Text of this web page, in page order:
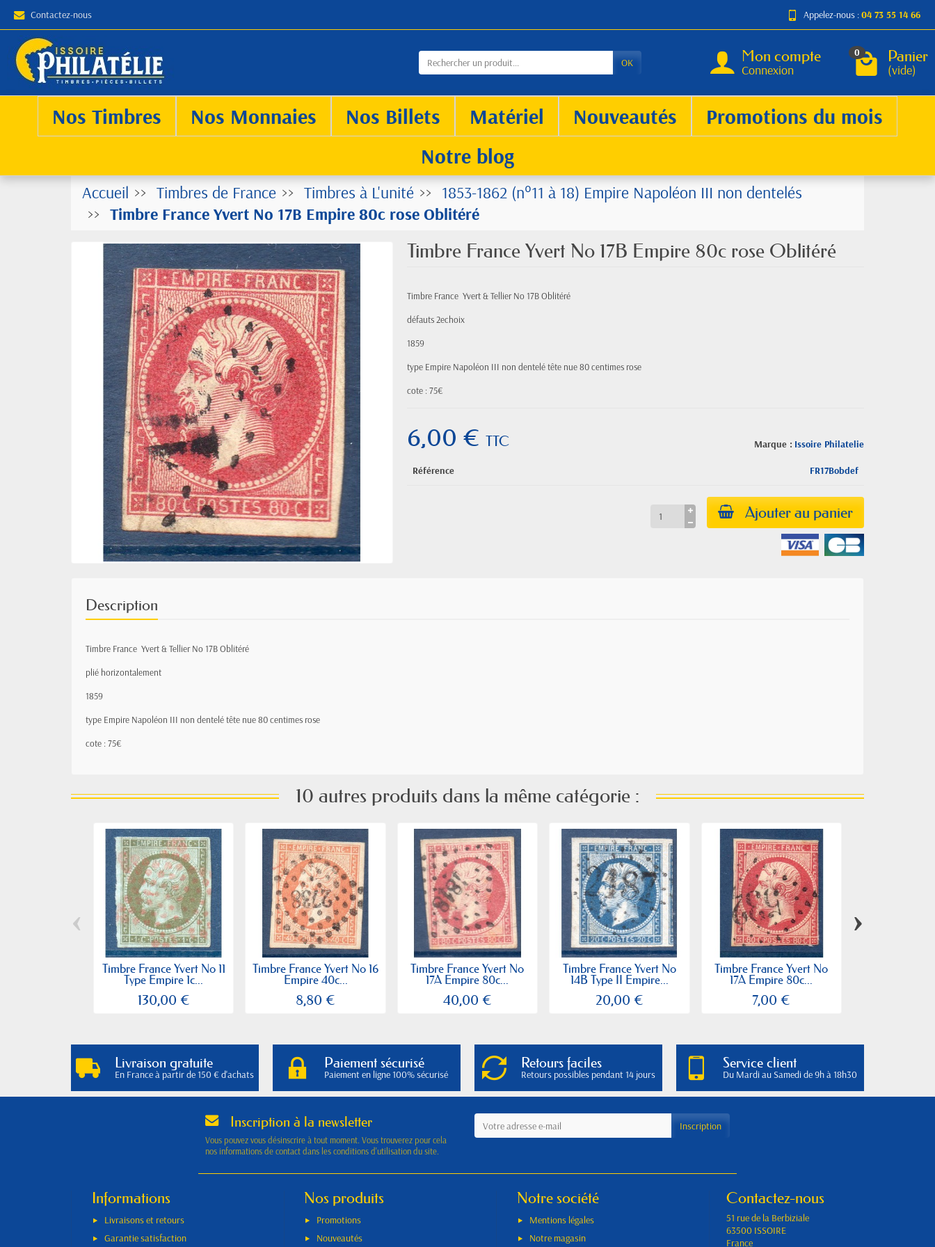
Contactez-nous Appelez-nous :04 73 55 14 66
OK Mon compte
Connexion
0 Panier
(vide)
Nos Timbres Nos Monnaies Nos Billets Matériel Nouveautés
Promotions du mois
Notre blog
Accueil Timbres de France Timbres à L'unité
1853-1862 (n°11 à 18) Empire Napoléon III non dentelés
Timbre France Yvert No 17B Empire 80c rose Oblitéré
Timbre France Yvert No 17B Empire 80c rose Oblitéré
Timbre France Yvert & TellierNo17B Oblitéré
défauts 2echoix
1859
type Empire Napoléon III non dentelé tête nue 80 centimes rose
cote : 75€
Marque : Issoire Philatelie
6,00 €TTC
Référence FR17Bobdef
Ajouter au panier
Description
Timbre France Yvert & TellierNo17B Oblitéré
plié horizontalement
1859
type Empire Napoléon III non dentelé tête nue 80 centimes rose
cote : 75€
10 autres produits dans la même catégorie :
Timbre France Yvert No 11
Type Empire 1c...
130,00 €
Timbre France Yvert No 16
Empire 40c...
8,80 €
Timbre France Yvert No
17A Empire 80c...
40,00 €
Timbre France Yvert No
14B Type II Empire...
20,00 €
Timbre France Yvert No
17A Empire 80c...
7,00 €
‹ ›
Livraison gratuite
En France à partir de 150 € d'achats
Paiement sécurisé
Paiement en ligne 100% sécurisé
Retours faciles
Retours possibles pendant 14 jours
Service client
Du Mardi au Samedi de 9h à 18h30
Inscription à la newsletter
Vous pouvez vous désinscrire à tout moment. Vous trouverez pour cela
nos informations de contact dans les conditions d'utilisation du site.
Informations
Livraisons et retours
Garantie satisfaction
Nos produits
Promotions
Nouveautés
Notre société
Mentions légales
Notre magasin
Contactez-nous
51 rue de la Berbiziale
63500 ISSOIRE
France